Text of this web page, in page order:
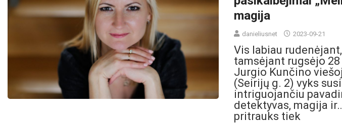
magija
danieliusnet 2023-09-21
Vis labiau
tamsėjant rugsėjo
Jurgio Kunčino
(Seirijų g. 2) vyks
intriguojančiu
detektyvas, magija
pritrauks tiek